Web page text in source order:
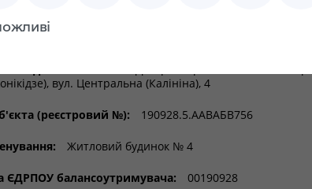
вул. Центральна (Калініна), 4
(реєстровий №): 190928.5.ААВАБВ756
Житловий будинок № 4
ЄДРПОУ балансоутримувача: 00190928